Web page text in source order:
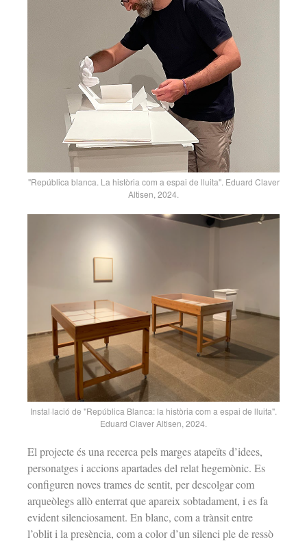
"República blanca. La història com a espai de lluita". Eduard Claver
Altisen, 2024.
Instal·lació de "República Blanca: la història com a espai de lluita".
Eduard Claver Altisen, 2024.
El projecte és una recerca pels marges atapeïts d’idees,
personatges i accions apartades del relat hegemònic. Es
configuren noves trames de sentit, per descolgar com
arqueòlegs allò enterrat que apareix sobtadament, i es fa
evident silenciosament. En blanc, com a trànsit entre
l’oblit i la presència, com a color d’un silenci ple de ressò